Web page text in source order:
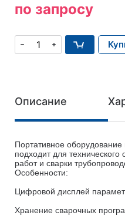
по запросу
Описание
Портативное оборудование
подходит для технического
работ и сварки
Особенности:
Цифровой дисплей
Хранение сварочных